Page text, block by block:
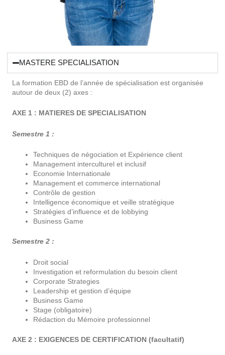
MASTERE SPECIALISATION
La formation EBD de l’année de spécialisation est organisée
autour de deux (2) axes :
AXE 1 : MATIERES DE SPECIALISATION
Semestre 1 :
Techniques de négociation et Expérience client
Management interculturel et inclusif
Economie Internationale
Management et commerce international
Contrôle de gestion
Intelligence économique et veille stratégique
Stratégies d’influence et de lobbying
Business Game
Semestre 2 :
Droit social
Investigation et reformulation du besoin client
Corporate Strategies
Leadership et gestion d’équipe
Business Game
Stage (obligatoire)
Rédaction du Mémoire professionnel
AXE 2 : EXIGENCES DE CERTIFICATION (facultatif)